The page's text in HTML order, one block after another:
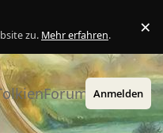
zu. Mehr erfahren. ×
Anmelden